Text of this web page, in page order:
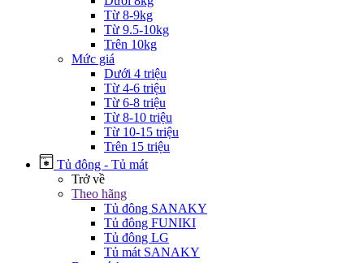
Từ 8-9kg
Từ 9.5-10kg
Trên 10kg
Mức giá
Dưới 4 triệu
Từ 4-6 triệu
Từ 6-8 triệu
Từ 8-10 triệu
Từ 10-15 triệu
Trên 15 triệu
Tủ đông - Tủ mát
Trở về
Theo hãng
Tủ đông SANAKY
Tủ đông FUNIKI
Tủ đông LG
Tủ mát SANAKY